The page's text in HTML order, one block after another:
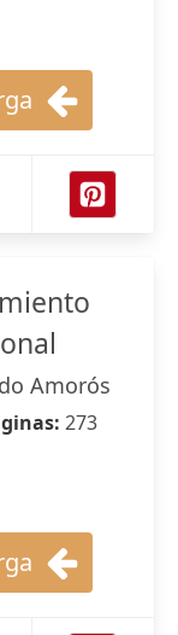
Amorós
273